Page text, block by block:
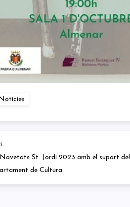
Novetats St. Jordi 2023 amb el suport del
de Cultura